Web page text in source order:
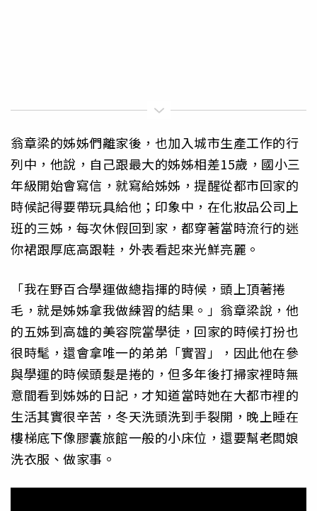
翁章梁的姊姊們離家後，也加入城市生產工作的行
列中，他說，自己跟最大的姊姊相差15歲，國小三
年級開始會寫信，就寫給姊姊，提醒從都市回家的
時候記得要帶玩具給他；印象中，在化妝品公司上
班的三姊，每次休假回到家，都穿著當時流行的迷
你裙跟厚底高跟鞋，外表看起來光鮮亮麗。
「我在野百合學運做總指揮的時候，頭上頂著捲
毛，就是姊姊拿我做練習的結果。」翁章梁說，他
的五姊到高雄的美容院當學徒，回家的時候打扮也
很時髦，還會拿唯一的弟弟「實習」，因此他在參
與學運的時候頭髮是捲的，但多年後打掃家裡時無
意間看到姊姊的日記，才知道當時她在大都市裡的
生活其實很辛苦，冬天洗頭洗到手裂開，晚上睡在
樓梯底下像膠囊旅館一般的小床位，還要幫老闆娘
洗衣服、做家事。